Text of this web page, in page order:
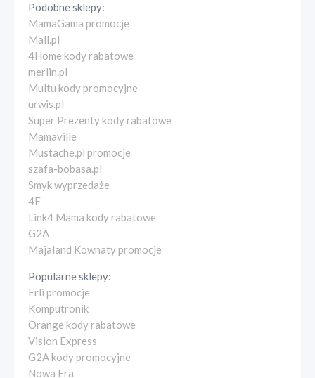
Podobne sklepy:
MamaGama promocje
Mall.pl
4Home kody rabatowe
merlin.pl
Multu kody promocyjne
urwis.pl
Super Prezenty kody rabatowe
Mamaville
Mustache.pl promocje
szafa-bobasa.pl
Smyk wyprzedaże
4F
Link4 Mama kody rabatowe
G2A
Majaland Kownaty promocje
Popularne sklepy:
Erli promocje
Komputronik
Orange kody rabatowe
Vision Express
G2A kody promocyjne
Nowa Era